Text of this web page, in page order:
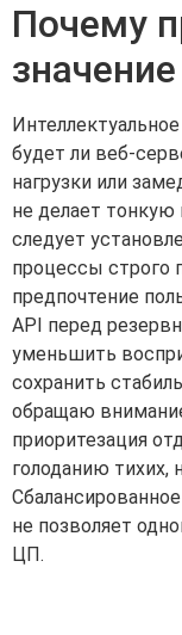
Почему
значение
будет ли веб-
нагрузки или
не делает тонкую
следует
процессы строго
предпочтение
API перед
уменьшить
сохранить
обращаю
приоритезация
голоданию тихих,
не позволяет
ЦП.